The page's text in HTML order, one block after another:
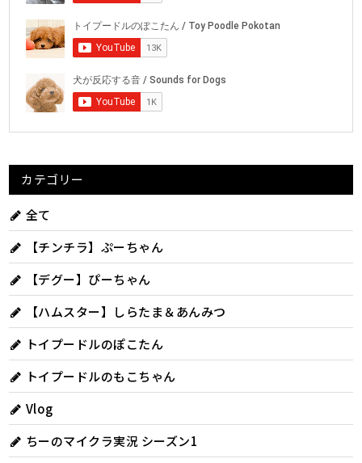
カテゴリー
全て
【チンチラ】ぷーちゃん
【デグー】ぴーちゃん
【ハムスター】しらたま＆あんみつ
トイプードルのぽこたん
トイプードルのもこちゃん
Vlog
ちーのマイクラ実況 シーズン1